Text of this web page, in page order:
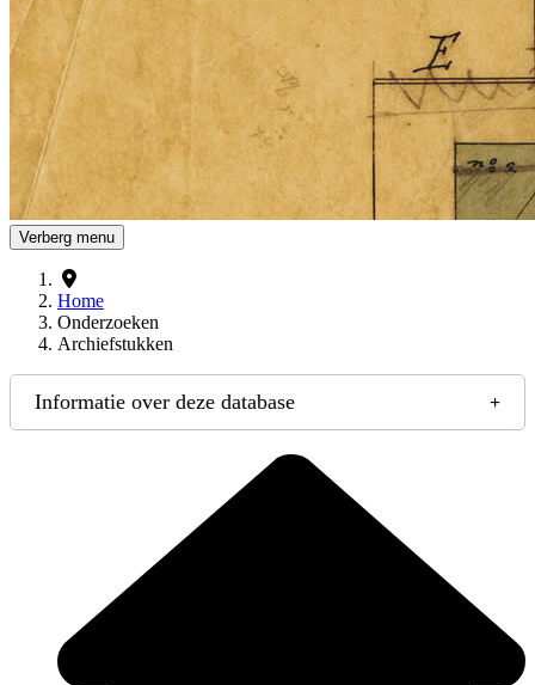
Verberg menu
Home
Onderzoeken
Archiefstukken
Informatie over deze database